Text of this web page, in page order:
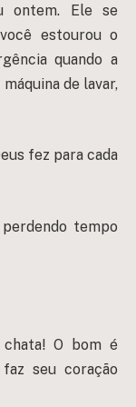
ontem. Ele se
estourou o
quando a
de lavar,
fez para cada
tempo
O bom é
seu coração